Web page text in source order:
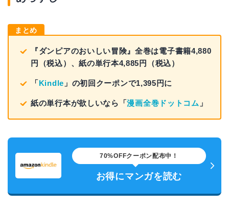
まとめ
『ダンピアのおいしい冒険』全巻は電子書籍4,880
円（税込）、紙の単行本4,885円（税込）
「Kindle 」の初回クーポンで1,395円に
紙の単行本が欲しいなら「漫画全巻ドットコム 」
70%OFFクーポン配布中！
お得にマンガを読む